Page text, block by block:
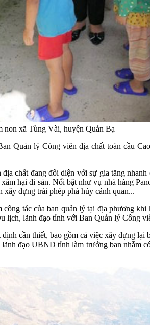
non xã Tùng Vài, huyện Quản Bạ
Quản lý Công viên địa chất toàn cầu
chất đang đối diện với sự gia tăng
hại di sản. Nổi bật như vụ nhà hàng
dựng trái phép phá hủy cảnh quan...
tác của ban quản lý tại địa phương
lịch, lãnh đạo tỉnh với Ban Quản lý Công
cần thiết, bao gồm cả việc xây dựng
đạo UBND tỉnh làm trưởng ban nhằm